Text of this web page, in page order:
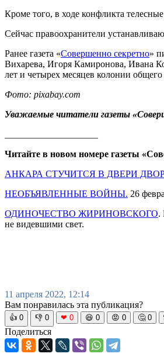
Кроме того, в ходе конфликта
Сейчас правоохранители
Ранее газета «Совершенно секретно»
Вихарева, Игоря Камиронова, Ивана
лет и четырех месяцев колонии
Фото: pixabay.com
Уважаемые читатели газеты
Читайте в новом номере газеты
АНКАРА СТУЧИТСЯ В ДВЕРИ
НЕОБЪЯВЛЕННЫЕ ВОЙНЫ. 26
ОДИНОЧЕСТВО ЖИРИНОВСКОГО.
не видевшими свет.
11 апреля 2022, 12:14
Вам понравилась эта публикация?
👍 0 👎 0 ❤ 0 😆 0 😡 0 🤔 0
Поделиться